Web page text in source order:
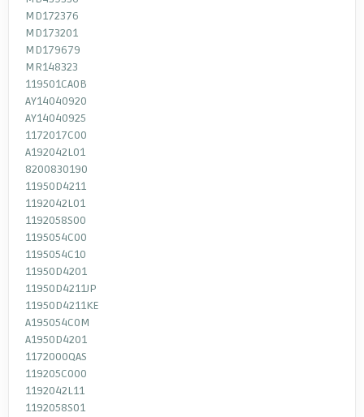
MD172376
MD173201
MD179679
MR148323
119501CA0B
AY14040920
AY14040925
1172017C00
A192042L01
8200830190
11950D4211
1192042L01
1192058S00
1195054C00
1195054C10
11950D4201
11950D4211JP
11950D4211KE
A195054C0M
A1950D4201
1172000QAS
119205C000
1192042L11
1192058S01